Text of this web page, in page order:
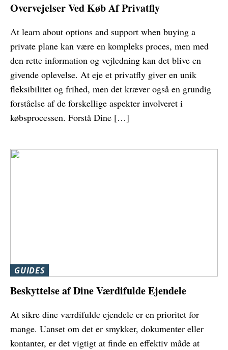
Overvejelser Ved Køb Af Privatfly
At learn about options and support when buying a
private plane kan være en kompleks proces, men med
den rette information og vejledning kan det blive en
givende oplevelse. At eje et privatfly giver en unik
fleksibilitet og frihed, men det kræver også en grundig
forståelse af de forskellige aspekter involveret i
købsprocessen. Forstå Dine […]
GUIDES
Beskyttelse af Dine Værdifulde Ejendele
At sikre dine værdifulde ejendele er en prioritet for
mange. Uanset om det er smykker, dokumenter eller
kontanter, er det vigtigt at finde en effektiv måde at